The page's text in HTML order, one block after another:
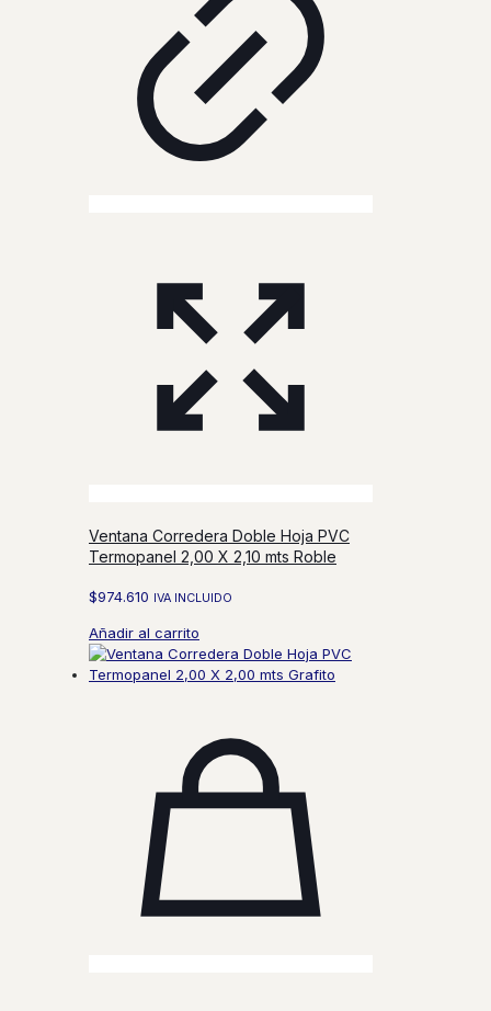
Ventana Corredera Doble Hoja PVC
Termopanel 2,00 X 2,10 mts Roble
$974.610 IVA INCLUIDO
Añadir al carrito